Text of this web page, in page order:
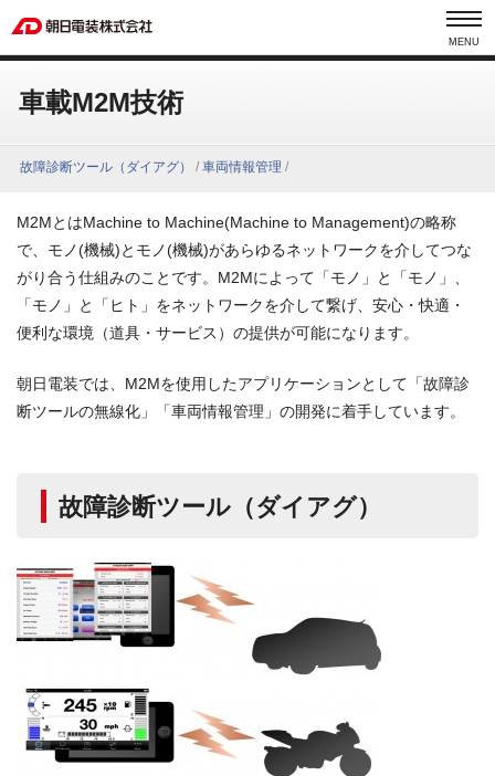
MENU
車載M2M技術
故障診断ツール（ダイアグ） /車両情報管理 /
M2MとはMachine to Machine(Machine to Management)の略称
で、モノ(機械)とモノ(機械)があらゆるネットワークを介してつな
がり合う仕組みのことです。M2Mによって「モノ」と「モノ」、
「モノ」と「ヒト」をネットワークを介して繋げ、安心・快適・
便利な環境（道具・サービス）の提供が可能になります。
朝日電装では、M2Mを使用したアプリケーションとして「故障診
断ツールの無線化」「車両情報管理」の開発に着手しています。
故障診断ツール（ダイアグ）